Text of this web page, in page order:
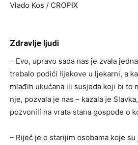
Vlado Kos / CROPIX
Zdravlje ljudi
– Evo, upravo sada nas je zvala
trebalo podići lijekove u ljekarni, a
mlađih ukućana ili susjeda koji bi to
nje, pozvala je nas – kazala je
pozvonili na vrata stana gospođe o
– Riječ je o starijim osobama koje